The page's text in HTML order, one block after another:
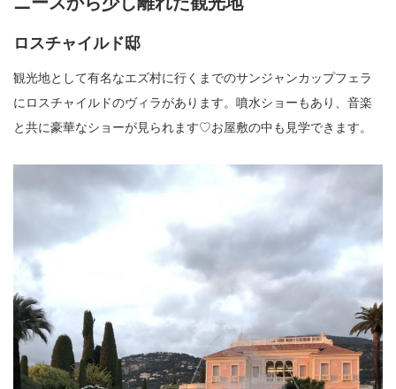
ロスチャイルド邸
観光地として有名なエズ村に行くまでのサンジャンカップフェラ
にロスチャイルドのヴィラがあります。噴水ショーもあり、音楽
と共に豪華なショーが見られます♡お屋敷の中も見学できます。